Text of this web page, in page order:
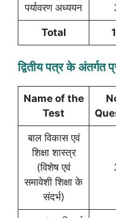
पर्यावरण अध्ययन
Total
द्वितीय पत्र के अंतर्गत
Name of the
Test
बाल विकास एवं
शिक्षा शास्त्र
(विशेष एवं
समावेशी शिक्षा के
संदर्भ)